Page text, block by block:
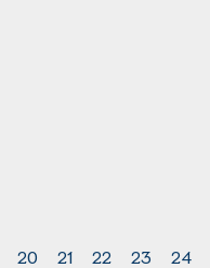
20 21 22 23 24